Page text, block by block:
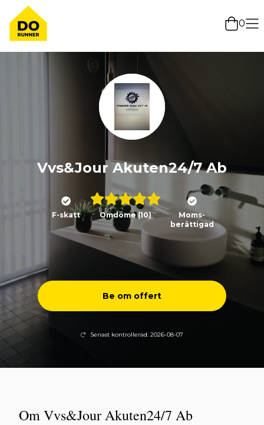
0
Vvs&Jour Akuten24/7 Ab
F-skatt Omdöme(10)
Moms-
berättigad
Be om offert
Senast kontrollerad: 2026-08-07
Om Vvs&Jour Akuten24/7 Ab